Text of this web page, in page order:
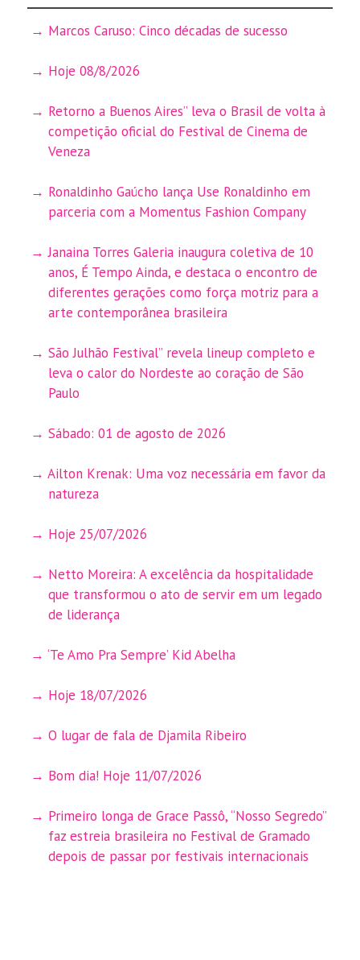
Marcos Caruso: Cinco décadas de sucesso
Hoje 08/8/2026
Retorno a Buenos Aires” leva o Brasil de volta à
competição oficial do Festival de Cinema de
Veneza
Ronaldinho Gaúcho lança Use Ronaldinho em
parceria com a Momentus Fashion Company
Janaina Torres Galeria inaugura coletiva de 10
anos, É Tempo Ainda, e destaca o encontro de
diferentes gerações como força motriz para a
arte contemporânea brasileira
São Julhão Festival” revela lineup completo e
leva o calor do Nordeste ao coração de São
Paulo
Sábado: 01 de agosto de 2026
Ailton Krenak: Uma voz necessária em favor da
natureza
Hoje 25/07/2026
Netto Moreira: A excelência da hospitalidade
que transformou o ato de servir em um legado
de liderança
‘Te Amo Pra Sempre’ Kid Abelha
Hoje 18/07/2026
O lugar de fala de Djamila Ribeiro
Bom dia! Hoje 11/07/2026
Primeiro longa de Grace Passô, “Nosso Segredo”
faz estreia brasileira no Festival de Gramado
depois de passar por festivais internacionais